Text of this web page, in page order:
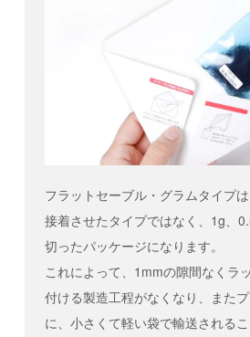
フラットセーブル・グラムタイプ
接着させたタイプではなく、1g、
切ったパッケージになります。
これによって、1mmの隙間なくラ
付ける製造工程がなくなり、また
に、小さくて軽い袋で輸送される